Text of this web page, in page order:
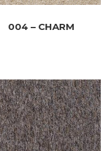
004 – CHARM